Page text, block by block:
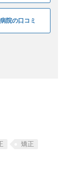
院の口コミ
矯正